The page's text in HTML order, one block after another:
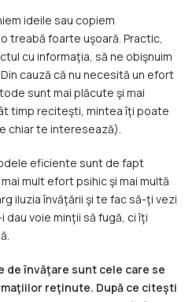
ideile sau copiem
treabă foarte uşoară. Practic,
cu informaţia, să ne obişnuim
cauză că nu necesită un efort
sunt mai plăcute şi mai
timp reciteşti, mintea îţi poate
chiar te interesează).
eficiente sunt de fapt
mult efort psihic şi mai multă
iluzia învăţării şi te fac să-ţi vezi
dau voie minţii să fugă, ci îţi
de învăţare sunt cele care se
reţinute. După ce citeşti